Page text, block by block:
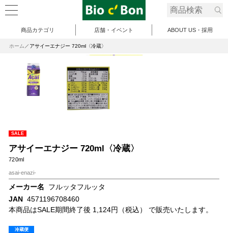
商品カテゴリ 店舗・イベント ABOUT US・採用
ホーム アサイーエナジー 720ml〈冷蔵〉
SALE
アサイーエナジー 720ml〈冷蔵〉
720ml
asai-enazi-
メーカー名
フルッタフルッタ
JAN 4571196708460
本商品はSALE期間終了後 1,124円（税込） で販売いたします。
冷蔵便